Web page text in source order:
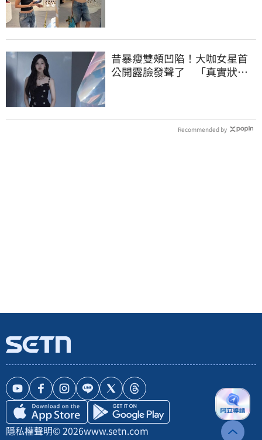
昔暴瘦雙頰凹陷！大咖女星首
公開露臉發聲了 「真實狀
Recommended by
隱私權聲明© 2026www.setn.com